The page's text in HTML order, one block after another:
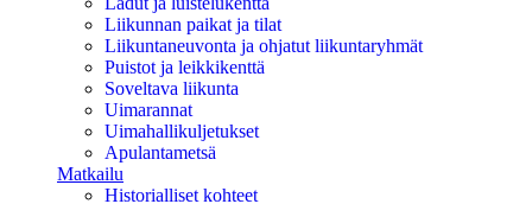
Liikunnan paikat ja tilat
Liikuntaneuvonta ja ohjatut liikuntaryhmät
Puistot ja leikkikenttä
Soveltava liikunta
Uimarannat
Uimahallikuljetukset
Apulantametsä
Matkailu
Historialliset kohteet